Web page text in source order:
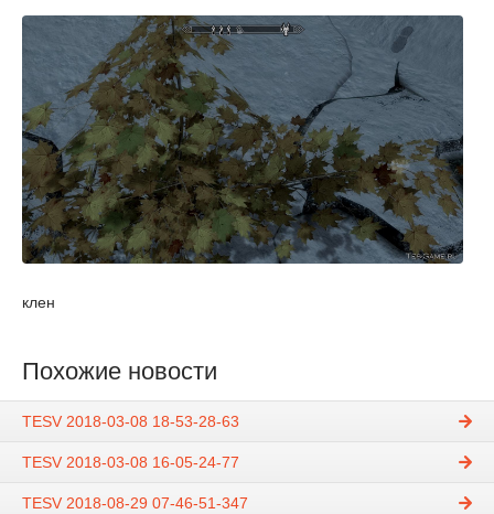
клен
Похожие новости
TESV 2018-03-08 18-53-28-63
TESV 2018-03-08 16-05-24-77
TESV 2018-08-29 07-46-51-347